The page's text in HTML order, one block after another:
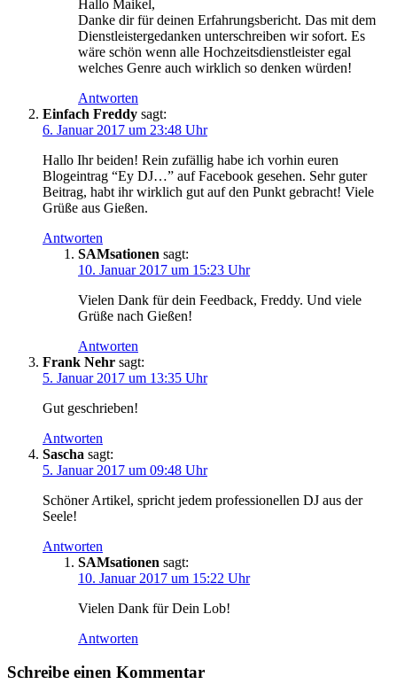
Hallo Maikel,
Danke dir für deinen Erfahrungsbericht. Das mit dem
Dienstleistergedanken unterschreiben wir sofort. Es
wäre schön wenn alle Hochzeitsdienstleister egal
welches Genre auch wirklich so denken würden!
Antworten
Einfach Freddy sagt:
6. Januar 2017 um 23:48 Uhr
Hallo Ihr beiden! Rein zufällig habe ich vorhin euren
Blogeintrag “Ey DJ…” auf Facebook gesehen. Sehr guter
Beitrag, habt ihr wirklich gut auf den Punkt gebracht! Viele
Grüße aus Gießen.
Antworten
SAMsationen sagt:
10. Januar 2017 um 15:23 Uhr
Vielen Dank für dein Feedback, Freddy. Und viele
Grüße nach Gießen!
Antworten
Frank Nehr sagt:
5. Januar 2017 um 13:35 Uhr
Gut geschrieben!
Antworten
Sascha sagt:
5. Januar 2017 um 09:48 Uhr
Schöner Artikel, spricht jedem professionellen DJ aus der
Seele!
Antworten
SAMsationen sagt:
10. Januar 2017 um 15:22 Uhr
Vielen Dank für Dein Lob!
Antworten
Schreibe einen Kommentar